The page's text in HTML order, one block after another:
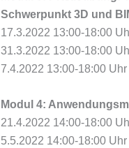
Schwerpunkt 3D und
17.3.2022 13:00-18:00
31.3.2022 13:00-18:00
7.4.2022 13:00-18:00 Uhr
Modul 4:
21.4.2022 14:00-18:00
5.5.2022 14:00-18:00 Uhr